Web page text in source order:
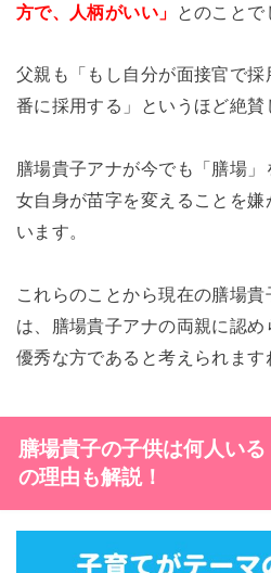
方で、人柄がいい」
とのことで
父親も「もし自分が面接官で
番に採用する」というほど絶賛
膳場貴子アナが今でも「膳場
女自身が苗字を変えることを
います。
これらのことから現在の膳場
は、膳場貴子アナの両親に認め
優秀な方であると考えられます
膳場貴子の子供は何人い
の理由も解説！